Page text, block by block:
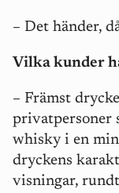
– Det händer,
Vilka kunder
– Främst
privatpersoner
whisky i en
dryckens
visningar,